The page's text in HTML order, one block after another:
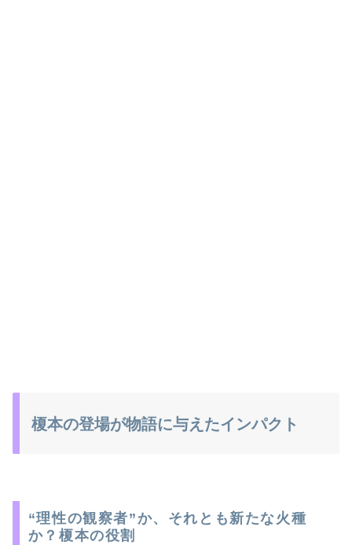
榎本の登場が物語に与えたインパクト
“理性の観察者”か、それとも新たな火種
か？榎本の役割